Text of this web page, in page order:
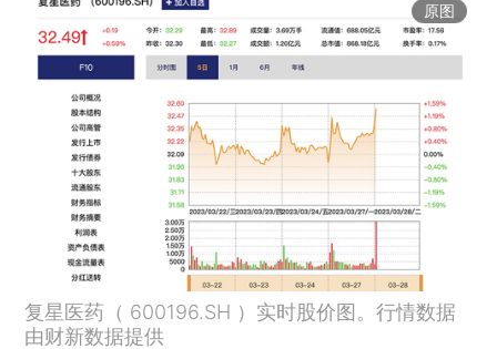
原图
复星医药（ 600196.SH ）实时股价图。行情数据
由财新数据提供